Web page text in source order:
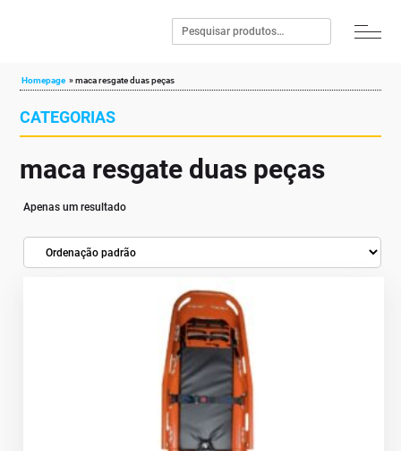
Homepage »maca resgate duas peças
CATEGORIAS
maca resgate duas peças
Apenas um resultado